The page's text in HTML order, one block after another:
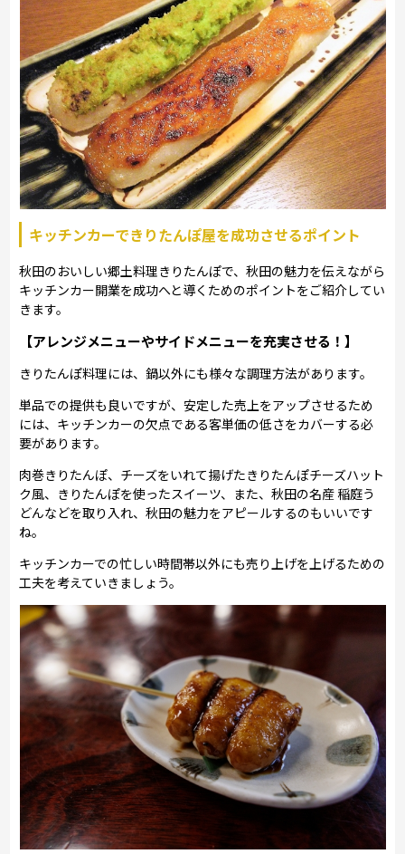
キッチンカーできりたんぽ屋を成功させるポイント
秋田のおいしい郷土料理きりたんぽで、秋田の魅力を伝えながら
キッチンカー開業を成功へと導くためのポイントをご紹介してい
きます。
【アレンジメニューやサイドメニューを充実させる！】
きりたんぽ料理には、鍋以外にも様々な調理方法があります。
単品での提供も良いですが、安定した売上をアップさせるため
には、キッチンカーの欠点である客単価の低さをカバーする必
要があります。
肉巻きりたんぽ、チーズをいれて揚げたきりたんぽチーズハット
ク風、きりたんぽを使ったスイーツ、また、秋田の名産 稲庭う
どんなどを取り入れ、秋田の魅力をアピールするのもいいです
ね。
キッチンカーでの忙しい時間帯以外にも売り上げを上げるための
工夫を考えていきましょう。